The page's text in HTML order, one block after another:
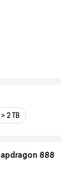
> 2 TB
888